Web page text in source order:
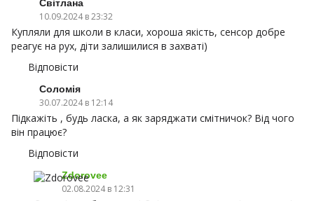
Світлана
10.09.2024 в 23:32
Купляли для школи в класи, хороша якість, сенсор добре
реагує на рух, діти залишилися в захваті)
Відповісти
Соломія
30.07.2024 в 12:14
Підкажіть , будь ласка, а як заряджати смітничок? Від чого
він працює?
Відповісти
Zdorovee
02.08.2024 в 12:31